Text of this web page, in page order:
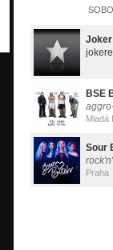
BSE
Mladá
Sour
Praha